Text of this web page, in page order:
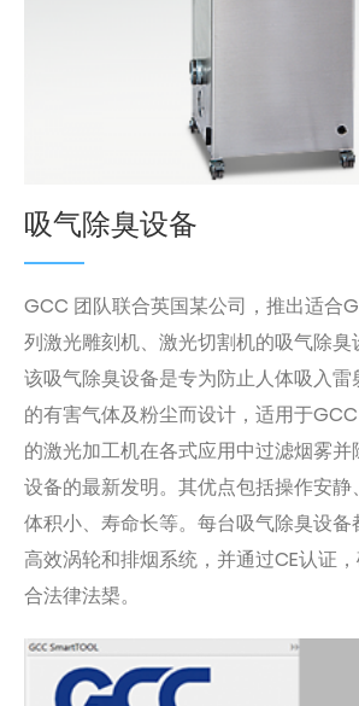
吸气除臭设备
GCC 团队联合英国某公司，推出适合
列激光雕刻机、激光切割机的吸气除臭
该吸气除臭设备是专为防止人体吸入
的有害气体及粉尘而设计，适用于
的激光加工机在各式应用中过滤烟雾
设备的最新发明。其优点包括操作安静
体积小、寿命长等。每台吸气除臭设
高效涡轮和排烟系统，并通过CE认证
合法律法槼。